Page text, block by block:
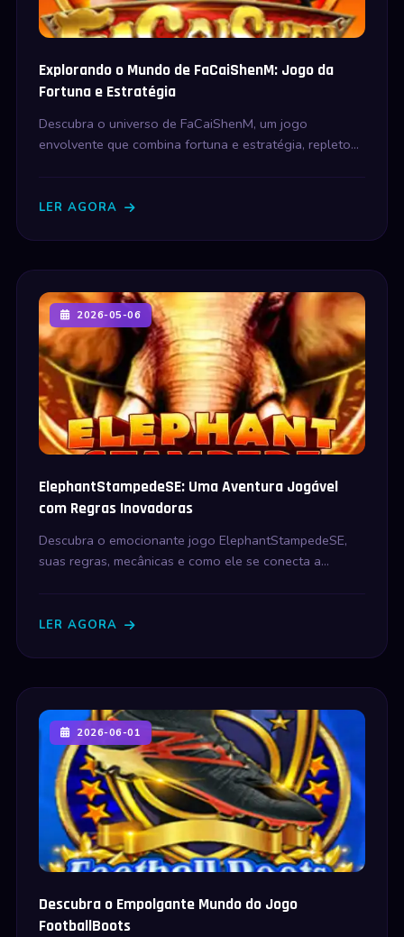
Explorando o Mundo de FaCaiShenM: Jogo da
Fortuna e Estratégia
Descubra o universo de FaCaiShenM, um jogo
envolvente que combina fortuna e estratégia, repleto
LER AGORA
2026-05-06
ElephantStampedeSE: Uma Aventura Jogável
com Regras Inovadoras
Descubra o emocionante jogo ElephantStampedeSE,
suas regras, mecânicas e como ele se conecta a
LER AGORA
2026-06-01
Descubra o Empolgante Mundo do Jogo
FootballBoots